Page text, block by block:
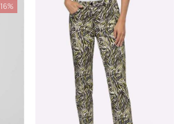
16%